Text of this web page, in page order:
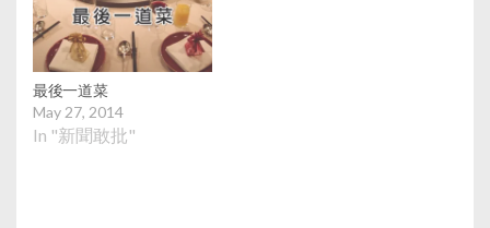
最後一道菜
May 27, 2014
In "新聞敢批"